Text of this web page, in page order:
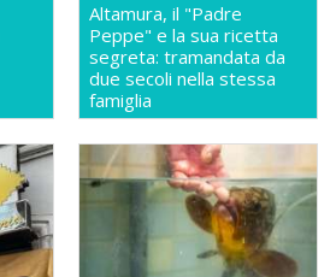
Altamura, il "Padre
Peppe" e la sua ricetta
segreta: tramandata da
due secoli nella stessa
famiglia